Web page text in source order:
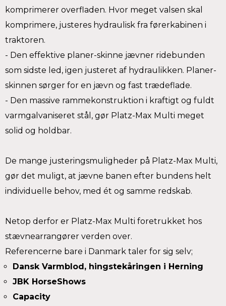
komprimerer overfladen. Hvor meget valsen skal
komprimere, justeres hydraulisk fra førerkabinen i
traktoren.
- Den effektive planer-skinne jævner ridebunden
som sidste led, igen justeret af hydraulikken. Planer-
skinnen sørger for en jævn og fast trædeflade.
- Den massive rammekonstruktion i kraftigt og fuldt
varmgalvaniseret stål, gør Platz-Max Multi meget
solid og holdbar.
De mange justeringsmuligheder på Platz-Max Multi,
gør det muligt, at jævne banen efter bundens helt
individuelle behov, med ét og samme redskab.
Netop derfor er Platz-Max Multi foretrukket hos
stævnearrangører verden over.
Referencerne bare i Danmark taler for sig selv;
Dansk Varmblod, hingstekåringen i Herning
JBK HorseShows
Capacity